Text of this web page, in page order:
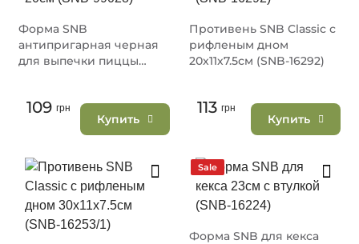
Форма SNB
антипригарная черная
для выпечки пиццы
109 грн
Купить
Противень SNB Classic с
рифленым дном
20х11х7.5см (SNB-16292)
113 грн
Купить
Sale
Форма SNB для кекса